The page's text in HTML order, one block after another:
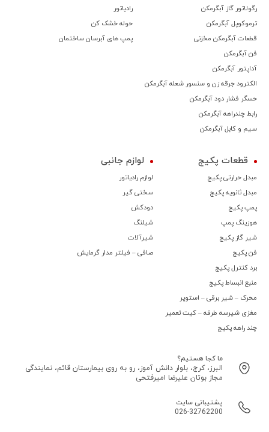
رگولاتور گاز آبگرمکن
ترموكوپل آبگرمکن
قطعات آبگرمکن مخزنی
فن آبگرمکن
آداپتور آبگرمکن
الکترود جرقه زن و سنسور شعله آبگرمکن
حسگر فشار دود آبگرمکن
رابط چندراهه آبگرمکن
سیم و کابل آبگرمکن
رادیاتور
حوله خشک کن
پمپ های آبرسان ساختمان
قطعات پکیج
مبدل حرارتی پکیج
مبدل ثانویه پکیج
پمپ پکیج
هوزینگ پمپ
شیر گاز پکیج
فن پکیج
برد کنترل پکیج
منبع انبساط پکیج
محرک – شیر برقی – استوپر
مغزی شیرسه طرفه – کیت تعمیر
چند راهه پکیج
لوازم جانبی
لوازم رادیاتور
سختی گیر
دودکش
شیلنگ
شیرآلات
صافی – فیلتر مدار گرمایش
ما کجا هستیم؟
البرز، کرج، بلوار دانش آموز، رو به روی بیمارستان قائم، نمایندگی
مجاز بوتان علیرضا امیرفتحی
پشتیبانی سایت
026-32762200